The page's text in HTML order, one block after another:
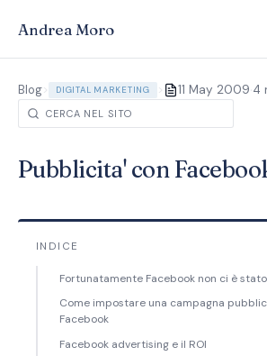
Andrea Moro
Blog> DIGITAL MARKETING > 11 May 2009·4
Pubblicita' con
INDICE
Fortunatamente Facebook non ci è
Come impostare una campagna
Facebook
Facebook advertising e il ROI